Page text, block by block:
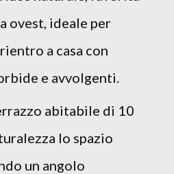
ovest, ideale per
a casa con
e avvolgenti.
abitabile di 10
lo spazio
un angolo